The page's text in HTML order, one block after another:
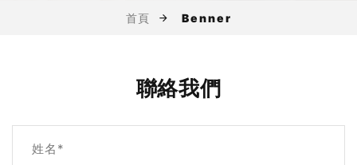
首頁 Benner
聯絡我們
姓名*